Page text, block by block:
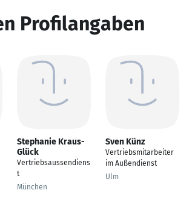
Profilangaben
Stephanie Kraus-
Glück
Vertriebsaussendiens
t
München
Sven Künz
Vertriebsmitarbeiter
im Außendienst
Ulm